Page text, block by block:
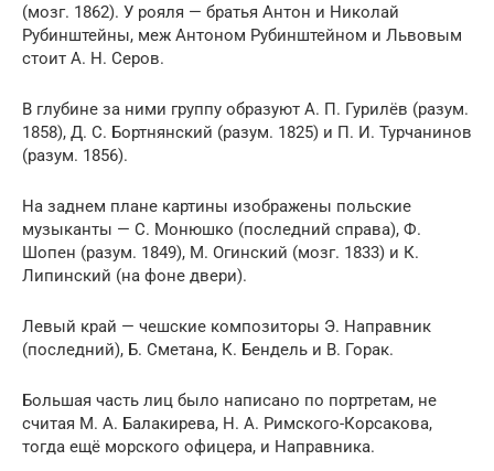
(мозг. 1862). У рояля — братья Антон и Николай
Рубинштейны, меж Антоном Рубинштейном и Львовым
стоит А. Н. Серов.
В глубине за ними группу образуют А. П. Гурилёв (разум.
1858), Д. С. Бортнянский (разум. 1825) и П. И. Турчанинов
(разум. 1856).
На заднем плане картины изображены польские
музыканты — С. Монюшко (последний справа), Ф.
Шопен (разум. 1849), М. Огинский (мозг. 1833) и К.
Липинский (на фоне двери).
Левый край — чешские композиторы Э. Направник
(последний), Б. Сметана, К. Бендель и В. Горак.
Большая часть лиц было написано по портретам, не
считая М. A. Балакирева, Н. A. Римского-Корсакова,
тогда ещё морского офицера, и Направника.